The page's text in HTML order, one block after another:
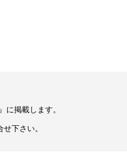
に掲載します。
下さい。